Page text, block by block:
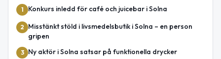
1 Konkurs inledd för café och juicebar i Solna
2
Misstänkt stöld i livsmedelsbutik i Solna – en person
gripen
3 Ny aktör i Solna satsar på funktionella drycker